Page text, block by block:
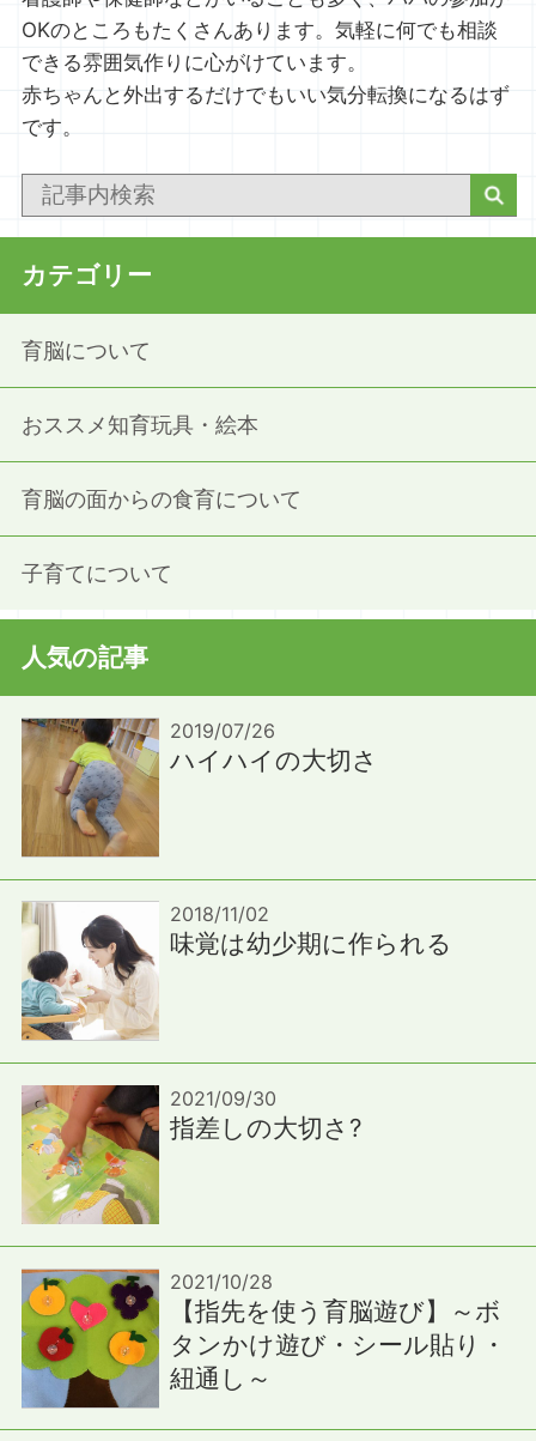
OKのところもたくさんあります。気軽に何でも相談
できる雰囲気作りに心がけています。
赤ちゃんと外出するだけでもいい気分転換になるはず
です。
カテゴリー
育脳について
おススメ知育玩具・絵本
育脳の面からの食育について
子育てについて
人気の記事
2019/07/26
ハイハイの大切さ
2018/11/02
味覚は幼少期に作られる
2021/09/30
指差しの大切さ?
2021/10/28
【指先を使う育脳遊び】～ボ
タンかけ遊び・シール貼り・
紐通し～